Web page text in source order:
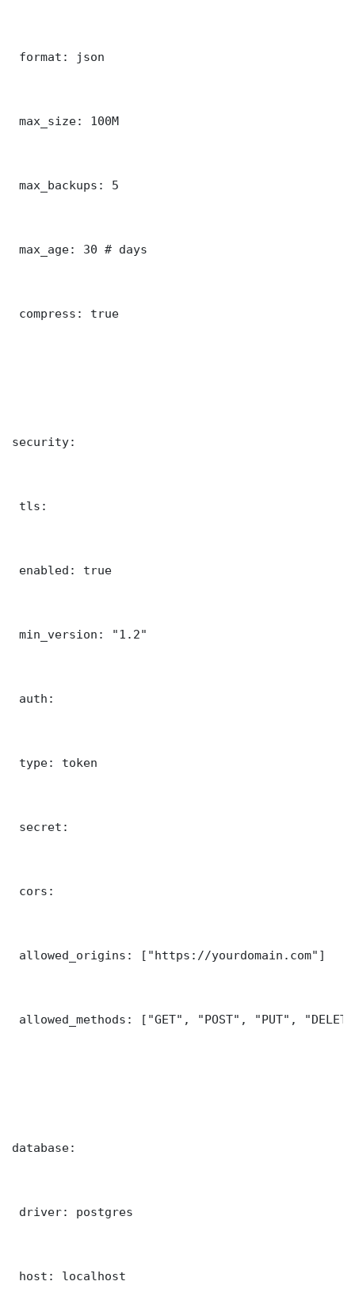
format: json
max_size: 100M
max_backups: 5
max_age: 30 # days
compress: true
security:
tls:
enabled: true
min_version: "1.2"
auth:
type: token
secret:
cors:
allowed_origins: ["https://yourdomain.com"]
allowed_methods: ["GET", "POST", "PUT",
database:
driver: postgres
host: localhost